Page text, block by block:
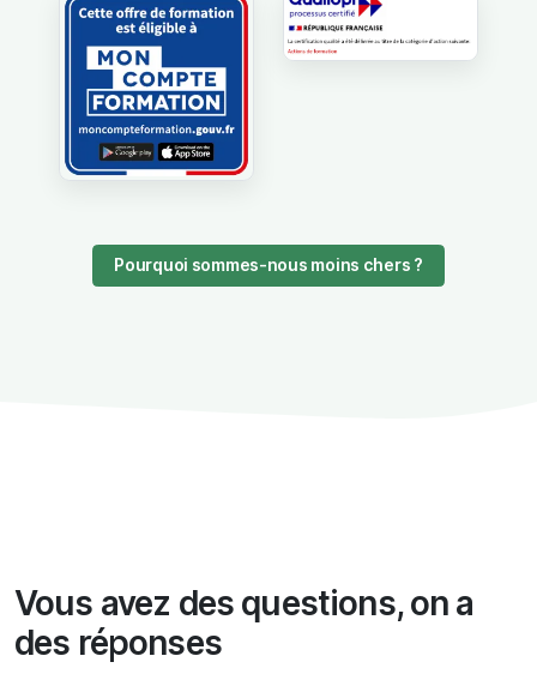
Pourquoi sommes-nous moins chers ?
Vous avez des questions, on a
des réponses